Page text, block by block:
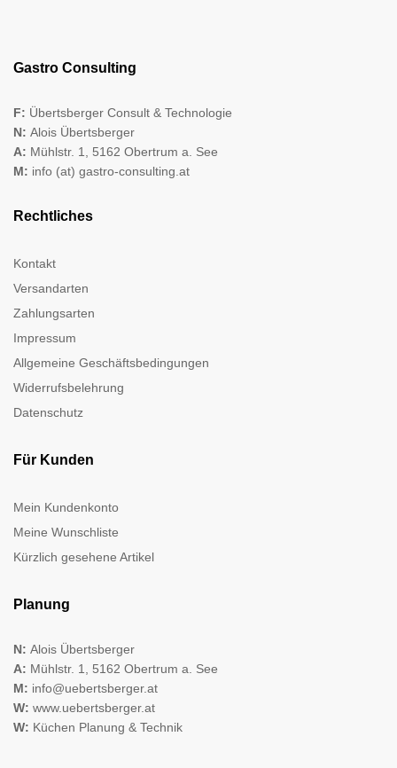
Gastro Consulting
F: Übertsberger Consult & Technologie
N: Alois Übertsberger
A: Mühlstr. 1, 5162 Obertrum a. See
M: info (at) gastro-consulting.at
Rechtliches
Kontakt
Versandarten
Zahlungsarten
Impressum
Allgemeine Geschäftsbedingungen
Widerrufsbelehrung
Datenschutz
Für Kunden
Mein Kundenkonto
Meine Wunschliste
Kürzlich gesehene Artikel
Planung
N: Alois Übertsberger
A: Mühlstr. 1, 5162 Obertrum a. See
M: info@uebertsberger.at
W: www.uebertsberger.at
W: Küchen Planung & Technik